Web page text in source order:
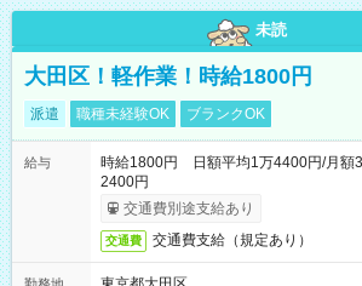
未読
大田区！軽作業！時給1800円
派遣 職種未経験OK ブランクOK
給与
時給1800円 日額平均1万4400円/月額
2400円
交通費別途支給あり
交通費 交通費支給（規定あり）